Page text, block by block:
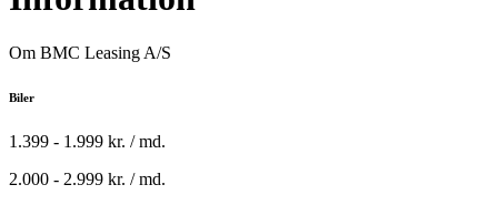
Om BMC Leasing A/S
Biler
1.399 - 1.999 kr. / md.
2.000 - 2.999 kr. / md.